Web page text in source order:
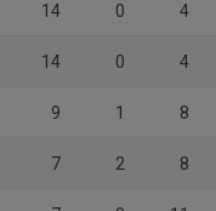
14 0 4
14 0 4
9 1 8
7 2 8